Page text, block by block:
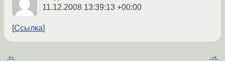
11.12.2008 13:39:13 +00:00
Ссылка
← →